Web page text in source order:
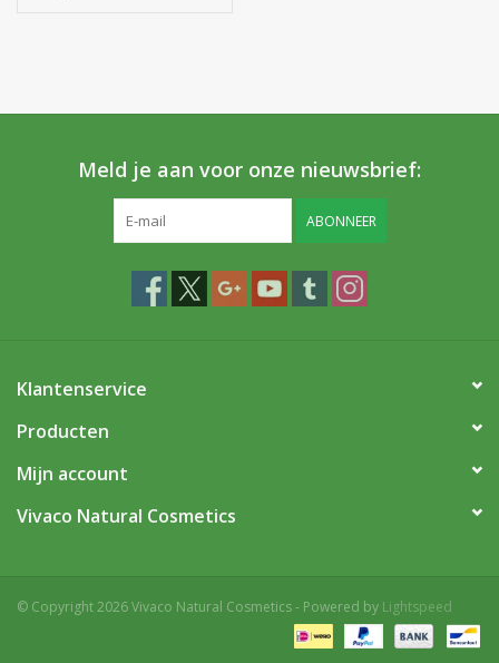
Meld je aan voor onze nieuwsbrief:
ABONNEER
Klantenservice
Producten
Mijn account
Vivaco Natural Cosmetics
© Copyright 2026 Vivaco Natural Cosmetics - Powered by Lightspeed